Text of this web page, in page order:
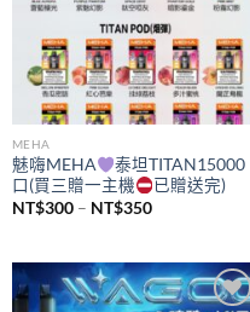
MEHA
魅嗨MEHA
泰坦TITAN15000
口(買三贈一主機
已贈送完)
NT$300 – NT$350價
NT$300
到
NT$350